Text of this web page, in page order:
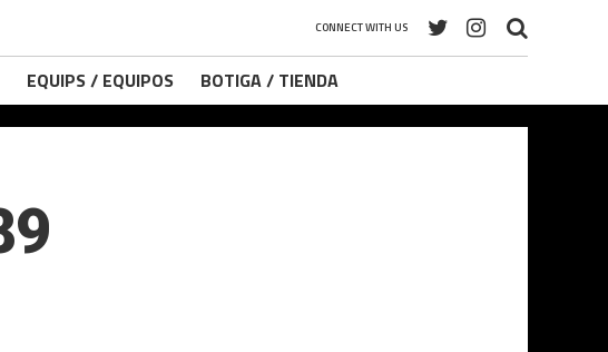
CONNECT WITH US
EQUIPS / EQUIPOS BOTIGA / TIENDA